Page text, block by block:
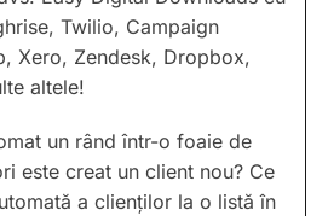
Twilio, Campaign
Xero, Zendesk, Dropbox,
altele!
un rând într-o foaie de
este creat un client nou? Ce
a clienților la o listă în